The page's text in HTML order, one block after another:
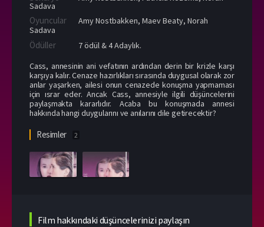
Sadava
Oyuncular Amy Nostbakken, Maev Beaty, Norah
Sadava
Ödüller
7 ödül & 4 Adaylık.
Cass, annesinin ani vefatının ardından derin bir krizle karşı
karşıya kalır. Cenaze hazırlıkları sırasında duygusal olarak zor
anlar yaşarken, ailesi onun cenazede konuşma yapmaması
için ısrar eder. Ancak Cass, annesiyle ilgili düşüncelerini
paylaşmakta kararlıdır. Acaba bu konuşmada annesi
hakkında hangi duygularını ve anılarını dile getirecektir?
Resimler 2
Film hakkındaki düşüncelerinizi paylaşın